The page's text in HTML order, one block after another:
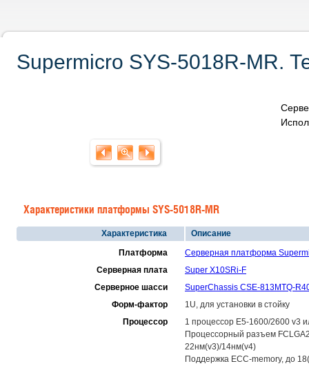
Supermicro SYS-5018R-MR.
Характеристики платформы SYS-5018R-MR
Характеристика
Описание
Платформа
Серверная платформа
Серверная плата
Super X10SRi-F
Серверное шасси
SuperChassis CSE-813MTQ-
Форм-фактор
1U, для установки в стойку
Процессор
1 процессор E5-1600/2600 v3
Процессорный разъем
22нм(v3)/14нм(v4)
Поддержка ECC-memory, до